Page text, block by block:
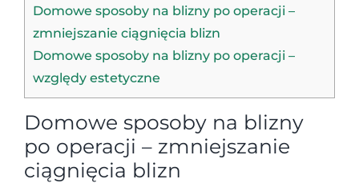
Domowe sposoby na blizny po operacji –
zmniejszanie ciągnięcia blizn
Domowe sposoby na blizny po operacji –
względy estetyczne
Domowe sposoby na blizny
po operacji – zmniejszanie
ciągnięcia blizn